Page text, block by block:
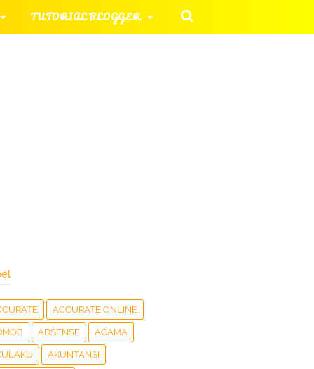
TUTORIAL BLOGGER
ACCURATE ONLINE
ADSENSE AGAMA
AKUNTANSI